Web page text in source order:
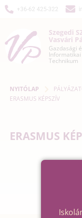
+36-62 425-322
Szegedi
Vasvári
Gazdasági
Informatikai
Technikum
NYITÓLAP
ERASMUS KÉPSZÍV
ERASMUS